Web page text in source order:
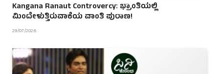
Kangana Ranaut Controvercy: ಭ್ರಾಂತಿಯಲ್ಲಿ
ಮಿಂದೇಳುತ್ತಿರುವಾಕೆಯ ವಾಂತಿ ಪುರಾಣ!
29/07/2026